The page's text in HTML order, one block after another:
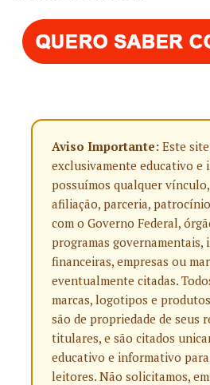
Aviso Importante: Este
exclusivamente educativo e
possuímos qualquer
afiliação, parceria,
com o Governo Federal,
programas governamentais,
financeiras, empresas ou
eventualmente citadas.
marcas, logotipos e
são de propriedade de seus
titulares, e são citados
educativo e informativo
leitores. Não solicitamos,